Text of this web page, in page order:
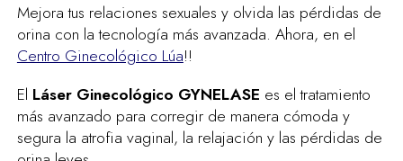
Mejora tus relaciones sexuales y olvida las pérdidas de
orina con la tecnología más avanzada. Ahora, en el
Centro Ginecológico Lúa!!
El Láser Ginecológico GYNELASE es el tratamiento
más avanzado para corregir de manera cómoda y
segura la atrofia vaginal, la relajación y las pérdidas de